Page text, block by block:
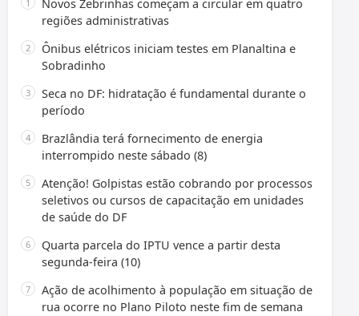
Novos Zebrinhas começam a circular em quatro
regiões administrativas
Ônibus elétricos iniciam testes em Planaltina e
Sobradinho
Seca no DF: hidratação é fundamental durante o
período
Brazlândia terá fornecimento de energia
interrompido neste sábado (8)
Atenção! Golpistas estão cobrando por processos
seletivos ou cursos de capacitação em unidades
de saúde do DF
Quarta parcela do IPTU vence a partir desta
segunda-feira (10)
Ação de acolhimento à população em situação de
rua ocorre no Plano Piloto neste fim de semana